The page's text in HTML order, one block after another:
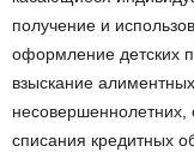
получение и
оформление детских
взыскание
списания кредитных